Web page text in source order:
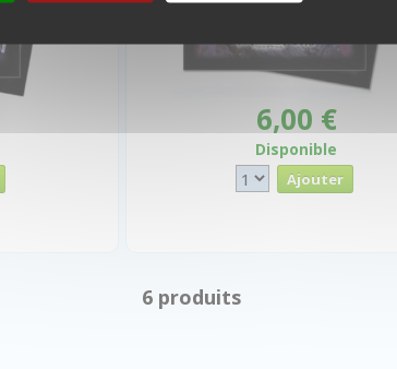
6,00 €
Disponible
6 produits